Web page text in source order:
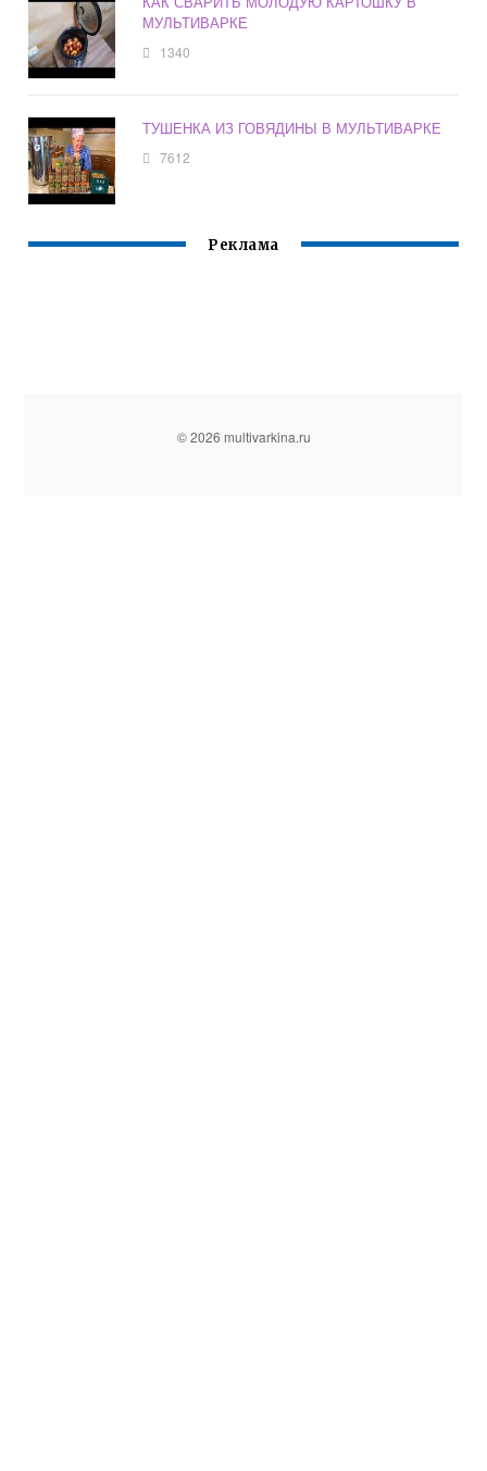
МУЛЬТИВАРКЕ
1340
ТУШЕНКА ИЗ ГОВЯДИНЫ В МУЛЬТИВАРКЕ
7612
Реклама
© 2026 multivarkina.ru